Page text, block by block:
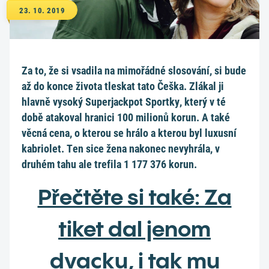
23. 10. 2019
Za to, že si vsadila na mimořádné slosování, si bude
až do konce života tleskat tato Češka. Zlákal ji
hlavně vysoký Superjackpot Sportky, který v té
době atakoval hranici 100 milionů korun. A také
věcná cena, o kterou se hrálo a kterou byl luxusní
kabriolet. Ten sice žena nakonec nevyhrála, v
druhém tahu ale trefila 1 177 376 korun.
Přečtěte si také: Za
tiket dal jenom
dvacku, i tak mu